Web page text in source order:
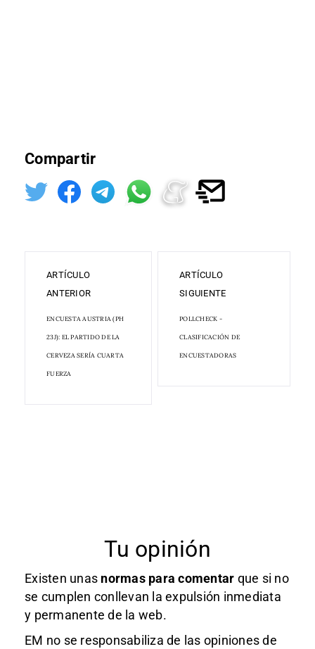
Compartir
ARTÍCULO
ANTERIOR
ENCUESTA AUSTRIA (PH
23J): EL PARTIDO DE LA
CERVEZA SERÍA CUARTA
FUERZA
ARTÍCULO
SIGUIENTE
POLLCHECK -
CLASIFICACIÓN DE
ENCUESTADORAS
Tu opinión
Existen unas normas para comentar que si no
se cumplen conllevan la expulsión inmediata
y permanente de la web.
EM no se responsabiliza de las opiniones de